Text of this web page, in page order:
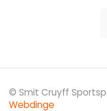
© Smit Cruyff
Webdinge